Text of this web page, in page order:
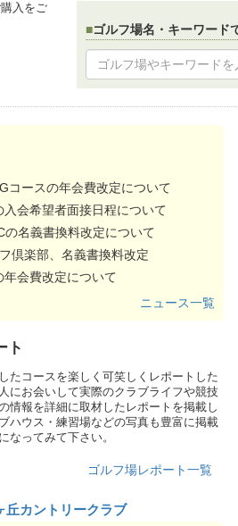
入をご
ゴルフ場名・キーワード
コースの年会費改定について
入会希望者面接日程について
の名義書換料改定について
倶楽部、名義書換料改定
年会費改定について
アン・GCの年会費改定について
『複数入会キャンペーン』について
の正会員年会費改定について
名義書換停止について
の入会条件の一部変更について
年会費改定について
義書換料改定について
ニュース一覧
ト
たコースを楽しく可笑しくレポートした
にお会いして実際のクラブライフや競技
情報を詳細に取材したレポートを掲載し
ハウス・練習場などの写真も豊富に掲載
なってみて下さい。
ゴルフ場レポート一覧
丘カントリークラブ